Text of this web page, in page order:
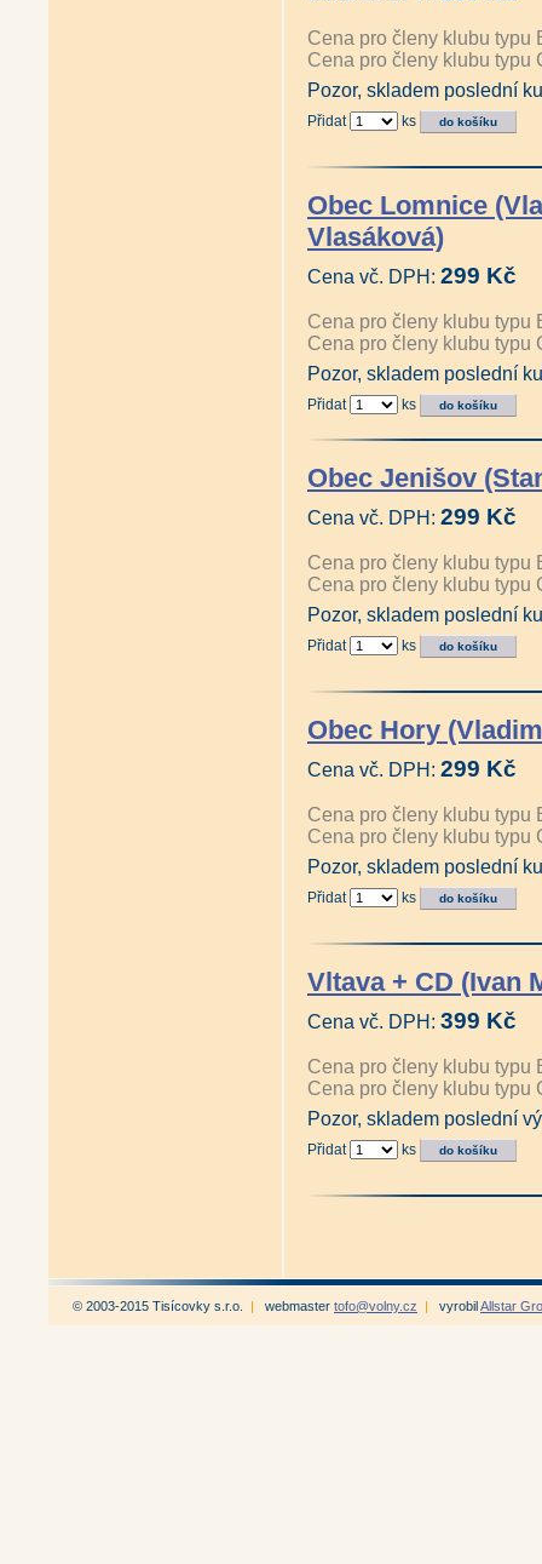
Cena pro členy klubu typu
Cena pro členy klubu typu
Pozor, skladem poslední
Přidat ks
Obec Lomnice
Vlasáková)
Cena vč. DPH: 299 Kč
Cena pro členy klubu typu
Cena pro členy klubu typu
Pozor, skladem poslední
Přidat ks
Obec Jenišov
Cena vč. DPH: 299 Kč
Cena pro členy klubu typu
Cena pro členy klubu typu
Pozor, skladem poslední
Přidat ks
Obec Hory
Cena vč. DPH: 299 Kč
Cena pro členy klubu typu
Cena pro členy klubu typu
Pozor, skladem poslední
Přidat ks
Vltava + CD (Ivan
Cena vč. DPH: 399 Kč
Cena pro členy klubu typu
Cena pro členy klubu typu
Pozor, skladem poslední
Přidat ks
© 2003-2015 Tisícovky s.r.o. | webmaster tofo@volny.cz | vyrobilAllstar